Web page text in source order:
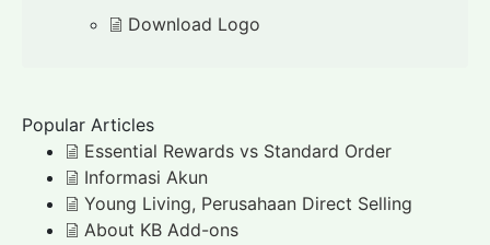
Download Logo
Popular Articles
Essential Rewards vs Standard Order
Informasi Akun
Young Living, Perusahaan Direct Selling
About KB Add-ons